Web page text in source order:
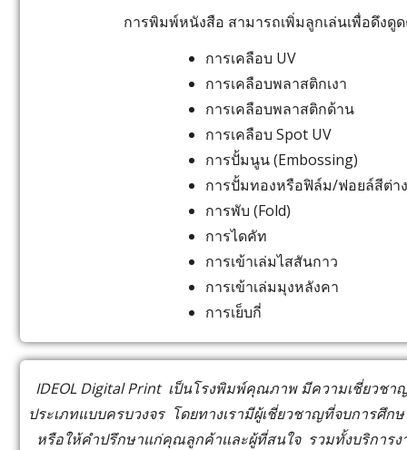
การพิมพ์หนังสือ สามารถเพิ่มลูกเล่นเพื่อดึงดู
การเคลือบ UV
การเคลือบพลาสติกเงา
การเคลือบพลาสติกด้าน
การเคลือบ Spot UV
การปั้มนูน (Embossing)
การปั้มทองหรือฟิล์ม/ฟอยล์สีต่า
การพับ (Fold)
การไดคัท
การเข้าเล่มไสสันกาว
การเข้าเล่มมุงหลังคา
การเย็บกี่
IDEOL Digital Print เป็นโรงพิมพ์คุณภาพ มีความเชี่ยว
ประเภทแบบครบวงจร โดยทางเรามีผู้เชี่ยวชาญที่จบการศึ
หรือให้คำปรึกษาแก่คุณลูกค้าและผู้ที่สนใจ รวมทั้งบริการง